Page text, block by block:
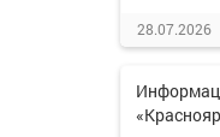
28.07.2026